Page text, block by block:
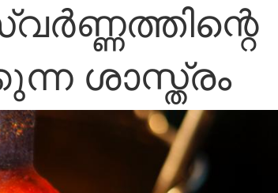
ശാസ്ത്രം